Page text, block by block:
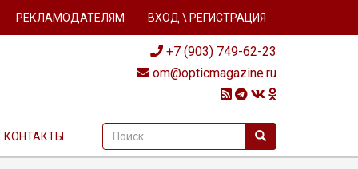
РЕКЛАМОДАТЕЛЯМ ВХОД \ РЕГИСТРАЦИЯ
+7 (903) 749-62-23
om@opticmagazine.ru
КОНТАКТЫ